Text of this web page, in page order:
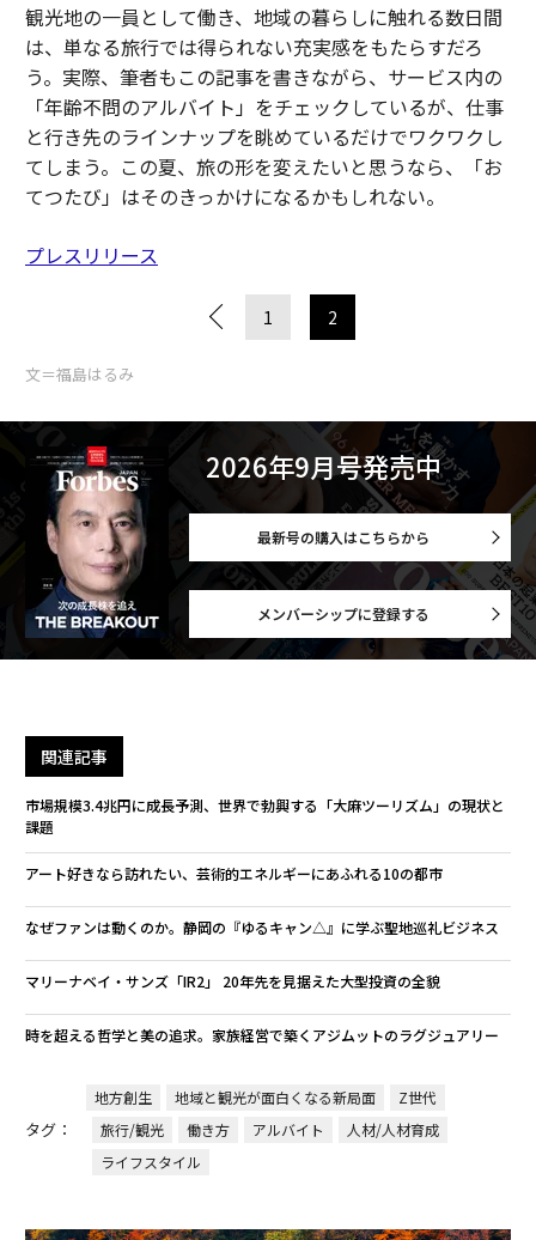
観光地の一員として働き、地域の暮らしに触れる数日間
は、単なる旅行では得られない充実感をもたらすだろ
う。実際、筆者もこの記事を書きながら、サービス内の
「年齢不問のアルバイト」をチェックしているが、仕事
と行き先のラインナップを眺めているだけでワクワクし
てしまう。この夏、旅の形を変えたいと思うなら、「お
てつたび」はそのきっかけになるかもしれない。
プレスリリース
1 2
文＝福島はるみ
2026年9月号発売中
最新号の購入はこちらから
メンバーシップに登録する
関連記事
市場規模3.4兆円に成長予測、世界で勃興する「大麻ツーリズム」の現状と
課題
アート好きなら訪れたい、芸術的エネルギーにあふれる10の都市
なぜファンは動くのか。静岡の『ゆるキャン△』に学ぶ聖地巡礼ビジネス
マリーナベイ・サンズ「IR2」 20年先を見据えた大型投資の全貌
時を超える哲学と美の追求。家族経営で築くアジムットのラグジュアリー
タグ：
地方創生 地域と観光が面白くなる新局面
Z世代
旅行/観光
働き方 アルバイト
人材/人材育成
ライフスタイル